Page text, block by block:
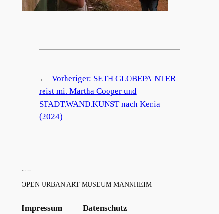
← Vorheriger: SETH GLOBEPAINTER
reist mit Martha Cooper und
STADT.WAND.KUNST nach Kenia
(2024)
OPEN URBAN ART MUSEUM MANNHEIM
Impressum Datenschutz